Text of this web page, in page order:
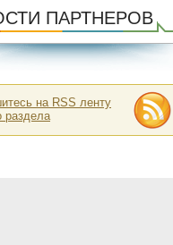
ПАРТНЕРОВ
на RSS ленту
раздела